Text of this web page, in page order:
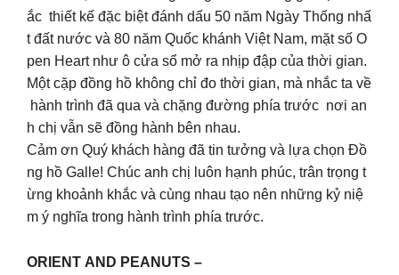
ắc thiết kế đặc biệt đánh dấu 50 năm Ngày Thống nhấ
t đất nước và 80 năm Quốc khánh Việt Nam, mặt số O
pen Heart như ô cửa sổ mở ra nhịp đập của thời gian.
Một cặp đồng hồ không chỉ đo thời gian, mà nhắc ta về
hành trình đã qua và chặng đường phía trước nơi an
h chị vẫn sẽ đồng hành bên nhau.
Cảm ơn Quý khách hàng đã tin tưởng và lựa chọn Đồ
ng hồ Galle! Chúc anh chị luôn hạnh phúc, trân trọng t
ừng khoảnh khắc và cùng nhau tạo nên những kỷ niệ
m ý nghĩa trong hành trình phía trước.
ORIENT AND PEANUTS –